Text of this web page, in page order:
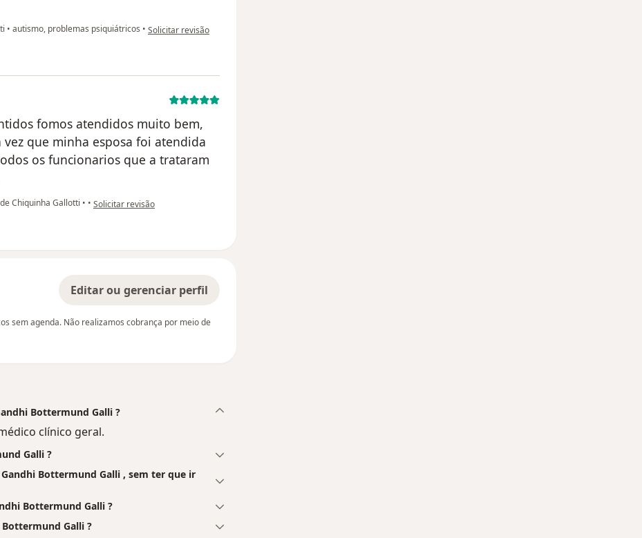
• autismo, problemas psiquiátricos • na opinião do utilizador paciente
Solicitar revisão
fomos atendidos muito bem,
que minha esposa foi atendida
os funcionarios que a trataram
Chiquinha Gallotti • • na opinião do utilizador paciente anônimo
Solicitar revisão
Editar ou gerenciar perfil
sem agenda. Não realizamos cobrança por meio de
Bottermund Galli ?
clínico geral.
Galli ?
Bottermund Galli , sem ter que ir
Bottermund Galli ?
Galli ?